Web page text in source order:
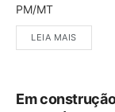
PM/MT
LEIA MAIS
Em